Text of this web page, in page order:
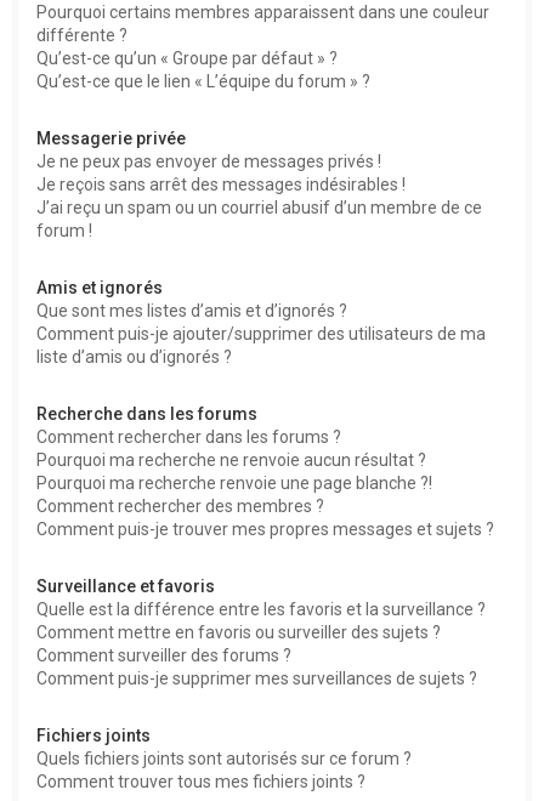
Pourquoi certains membres apparaissent dans une couleur
différente ?
Qu’est-ce qu’un « Groupe par défaut » ?
Qu’est-ce que le lien « L’équipe du forum » ?
Messagerie privée
Je ne peux pas envoyer de messages privés !
Je reçois sans arrêt des messages indésirables !
J’ai reçu un spam ou un courriel abusif d’un membre de ce
forum !
Amis et ignorés
Que sont mes listes d’amis et d’ignorés ?
Comment puis-je ajouter/supprimer des utilisateurs de ma
liste d’amis ou d’ignorés ?
Recherche dans les forums
Comment rechercher dans les forums ?
Pourquoi ma recherche ne renvoie aucun résultat ?
Pourquoi ma recherche renvoie une page blanche ?!
Comment rechercher des membres ?
Comment puis-je trouver mes propres messages et sujets ?
Surveillance et favoris
Quelle est la différence entre les favoris et la surveillance ?
Comment mettre en favoris ou surveiller des sujets ?
Comment surveiller des forums ?
Comment puis-je supprimer mes surveillances de sujets ?
Fichiers joints
Quels fichiers joints sont autorisés sur ce forum ?
Comment trouver tous mes fichiers joints ?